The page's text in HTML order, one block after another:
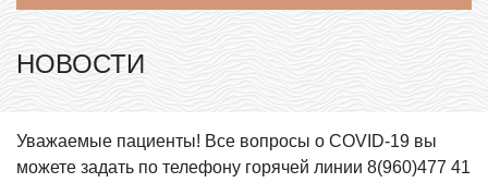
НОВОСТИ
Уважаемые пациенты! Все вопросы о COVID-19 вы
можете задать по телефону горячей линии 8(960)477 41